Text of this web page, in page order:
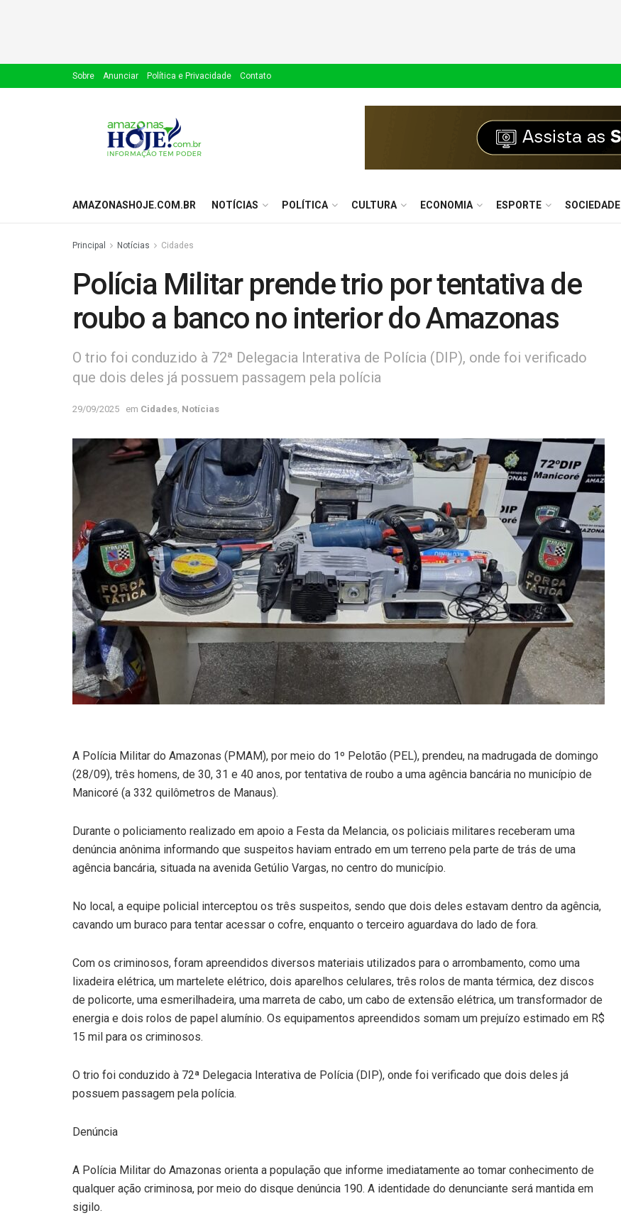
Sobre Anunciar Política e Privacidade Contato
AMAZONASHOJE.COM.BR NOTÍCIAS POLÍTICA CULTURA ECONOMIA ESPORTE SOCIEDADE
Principal Notícias Cidades
Polícia Militar prende trio por tentativa de
roubo a banco no interior do Amazonas
O trio foi conduzido à 72ª Delegacia Interativa de Polícia (DIP), onde foi verificado
que dois deles já possuem passagem pela polícia
29/09/2025 em Cidades Notícias
A Polícia Militar do Amazonas (PMAM), por meio do 1º Pelotão (PEL), prendeu, na madrugada de domingo
(28/09), três homens, de 30, 31 e 40 anos, por tentativa de roubo a uma agência bancária no município de
Manicoré (a 332 quilômetros de Manaus).
Durante o policiamento realizado em apoio a Festa da Melancia, os policiais militares receberam uma
denúncia anônima informando que suspeitos haviam entrado em um terreno pela parte de trás de uma
agência bancária, situada na avenida Getúlio Vargas, no centro do município.
No local, a equipe policial interceptou os três suspeitos, sendo que dois deles estavam dentro da agência,
cavando um buraco para tentar acessar o cofre, enquanto o terceiro aguardava do lado de fora.
Com os criminosos, foram apreendidos diversos materiais utilizados para o arrombamento, como uma
lixadeira elétrica, um martelete elétrico, dois aparelhos celulares, três rolos de manta térmica, dez discos
de policorte, uma esmerilhadeira, uma marreta de cabo, um cabo de extensão elétrica, um transformador de
energia e dois rolos de papel alumínio. Os equipamentos apreendidos somam um prejuízo estimado em R$
15 mil para os criminosos.
O trio foi conduzido à 72ª Delegacia Interativa de Polícia (DIP), onde foi verificado que dois deles já
possuem passagem pela polícia.
Denúncia
A Polícia Militar do Amazonas orienta a população que informe imediatamente ao tomar conhecimento de
qualquer ação criminosa, por meio do disque denúncia 190. A identidade do denunciante será mantida em
sigilo.